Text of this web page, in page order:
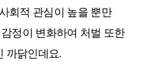
회적 관심이 높을 뿐만
정이 변화하여 처벌 또한
까닭인데요.